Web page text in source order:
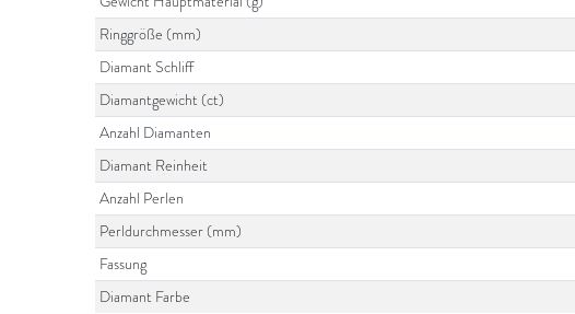
Ringgröße (mm)
Diamant Schliff
Diamantgewicht (ct)
Anzahl Diamanten
Diamant Reinheit
Anzahl Perlen
Perldurchmesser (mm)
Fassung
Diamant Farbe